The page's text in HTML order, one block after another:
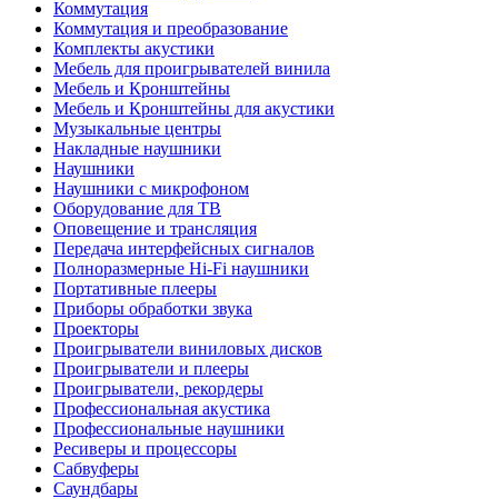
Коммутация
Коммутация и преобразование
Комплекты акустики
Мебель для проигрывателей винила
Мебель и Кронштейны
Мебель и Кронштейны для акустики
Музыкальные центры
Накладные наушники
Наушники
Наушники с микрофоном
Оборудование для ТВ
Оповещение и трансляция
Передача интерфейсных сигналов
Полноразмерные Hi-Fi наушники
Портативные плееры
Приборы обработки звука
Проекторы
Проигрыватели виниловых дисков
Проигрыватели и плееры
Проигрыватели, рекордеры
Профессиональная акустика
Профессиональные наушники
Ресиверы и процессоры
Сабвуферы
Саундбары